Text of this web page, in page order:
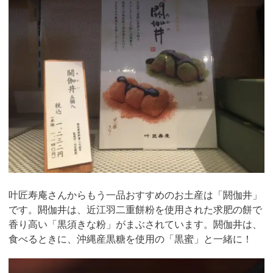
叶匠寿庵さんからもう一品おすすめのお土産は「閼伽井」
です。閼伽井は、近江羽二重餅粉を使用された求肥の餅で
香り高い「黒須きな粉」がまぶされています。閼伽井は、
食べるときに、沖縄産黒糖を使用の「黒蜜」と一緒に！